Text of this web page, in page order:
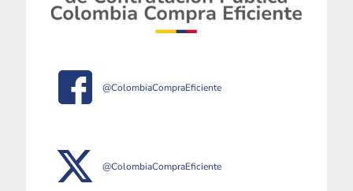
@ColombiaCompraEficiente
@ColombiaCompraEficiente